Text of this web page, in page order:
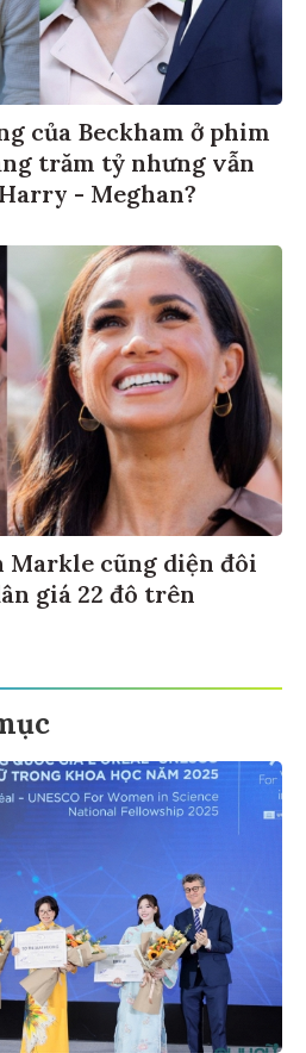
của Beckham ở phim
trăm tỷ nhưng vẫn
- Meghan?
Markle cũng diện đôi
giá 22 đô trên